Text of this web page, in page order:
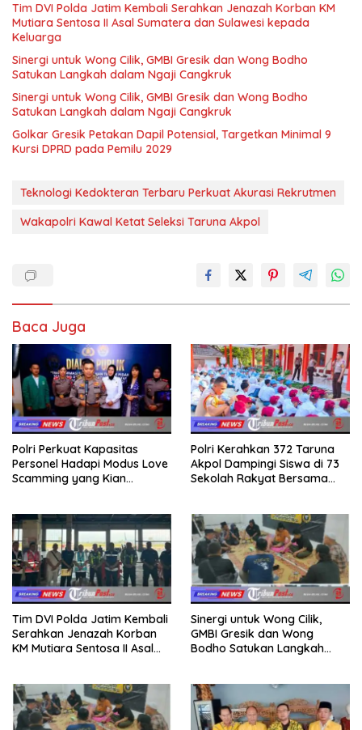
Tim DVI Polda Jatim Kembali Serahkan Jenazah Korban KM
Mutiara Sentosa II Asal Sumatera dan Sulawesi kepada
Keluarga
Sinergi untuk Wong Cilik, GMBI Gresik dan Wong Bodho
Satukan Langkah dalam Ngaji Cangkruk
Sinergi untuk Wong Cilik, GMBI Gresik dan Wong Bodho
Satukan Langkah dalam Ngaji Cangkruk
Golkar Gresik Petakan Dapil Potensial, Targetkan Minimal 9
Kursi DPRD pada Pemilu 2029
Teknologi Kedokteran Terbaru Perkuat Akurasi Rekrutmen
Wakapolri Kawal Ketat Seleksi Taruna Akpol
Baca Juga
Polri Perkuat Kapasitas
Personel Hadapi Modus Love
Scamming yang Kian
Polri Kerahkan 372 Taruna
Akpol Dampingi Siswa di 73
Sekolah Rakyat Bersama
Tim DVI Polda Jatim Kembali
Serahkan Jenazah Korban
KM Mutiara Sentosa II Asal
Sinergi untuk Wong Cilik,
GMBI Gresik dan Wong
Bodho Satukan Langkah